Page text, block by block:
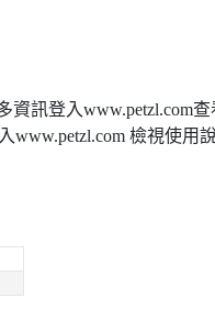
訊登入www.petzl.com查
檢視使用說